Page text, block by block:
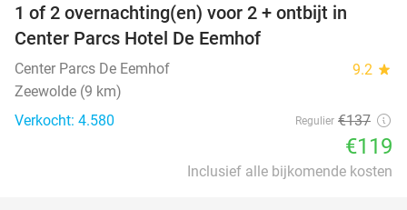
1 of 2 overnachting(en) voor 2 + ontbijt in
Center Parcs Hotel De Eemhof
Center Parcs De Eemhof 9.2 star
Zeewolde (9 km)
Verkocht: 4.580
Regulier €137
€119
Inclusief alle bijkomende kosten